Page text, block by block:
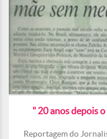
" 20 anos depois
Reportagem do